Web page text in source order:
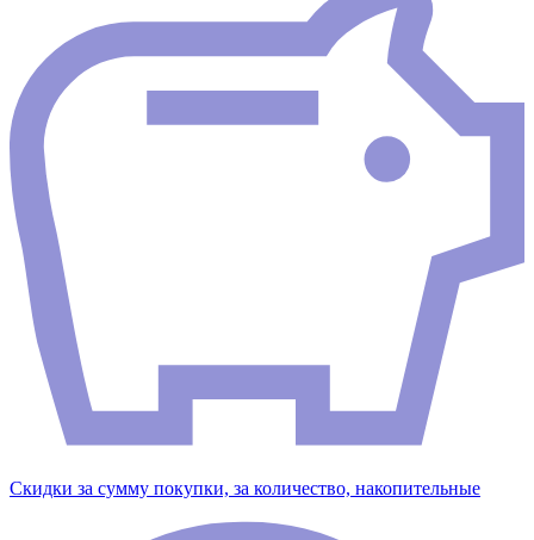
Скидки за сумму покупки, за количество, накопительные